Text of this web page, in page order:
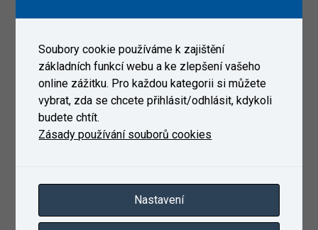
Soubory cookie používáme k zajištění
základních funkcí webu a ke zlepšení vašeho
online zážitku. Pro každou kategorii si můžete
vybrat, zda se chcete přihlásit/odhlásit, kdykoli
budete chtít.
Zásady používání souborů cookies
Nastavení